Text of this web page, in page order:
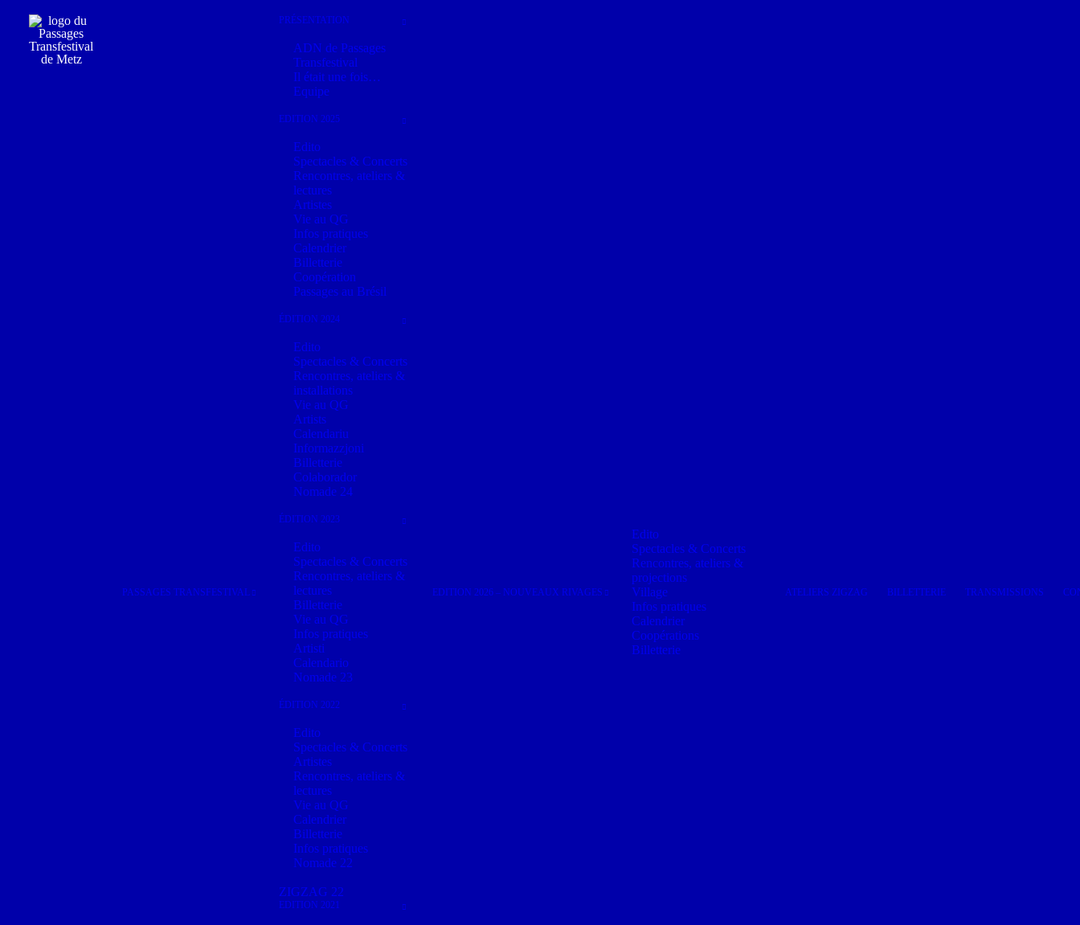
PASSAGES TRANSFESTIVAL
PRÉSENTATION
ADN de Passages
Transfestival
Il était une fois…
Equipe
EDITION 2025
Edito
Spectacles & Concerts
Rencontres, ateliers &
lectures
Artistes
Vie au QG
Infos pratiques
Calendrier
Billetterie
Coopération
Passages au Brésil
ÉDITION 2024
Edito
Spectacles & Concerts
Rencontres, ateliers &
installations
Vie au QG
Artists
Calendariu
Informazzjoni
Billetterie
Colaborador
Nomade 24
ÉDITION 2023
Edito
Spectacles & Concerts
Rencontres, ateliers &
lectures
Billetterie
Vie au QG
Infos pratiques
Artisti
Calendario
Nomade 23
ÉDITION 2022
Edito
Spectacles & Concerts
Artistes
Rencontres, ateliers &
lectures
Vie au QG
Calendrier
Billetterie
Infos pratiques
Nomade 22
ZIGZAG 22
EDITION 2021
EDITION 2026 – NOUVEAUX RIVAGES
Edito
Spectacles & Concerts
Rencontres, ateliers &
projections
Village
Infos pratiques
Calendrier
Coopérations
Billetterie
ATELIERS ZIGZAG BILLETTERIE TRANSMISSIONS